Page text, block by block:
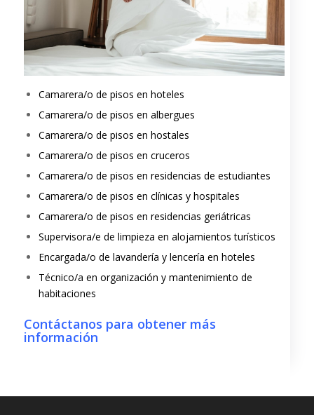
Camarera/o de pisos en hoteles
Camarera/o de pisos en albergues
Camarera/o de pisos en hostales
Camarera/o de pisos en cruceros
Camarera/o de pisos en residencias de estudiantes
Camarera/o de pisos en clínicas y hospitales
Camarera/o de pisos en residencias geriátricas
Supervisora/e de limpieza en alojamientos turísticos
Encargada/o de lavandería y lencería en hoteles
Técnico/a en organización y mantenimiento de
habitaciones
Contáctanos para obtener más
información